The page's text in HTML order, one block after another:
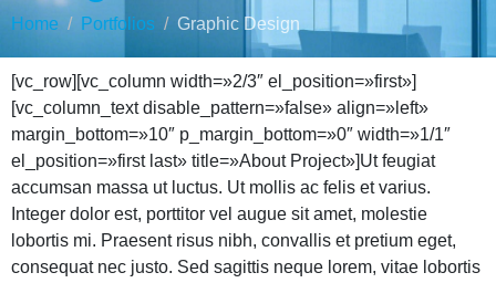
Home Portfolios Graphic Design
[vc_row][vc_column width=»2/3″ el_position=»first»]
[vc_column_text disable_pattern=»false» align=»left»
margin_bottom=»10″ p_margin_bottom=»0″ width=»1/1″
el_position=»first last» title=»About Project»]Ut feugiat
accumsan massa ut luctus. Ut mollis ac felis et varius.
Integer dolor est, porttitor vel augue sit amet, molestie
lobortis mi. Praesent risus nibh, convallis et pretium eget,
consequat nec justo. Sed sagittis neque lorem, vitae lobortis